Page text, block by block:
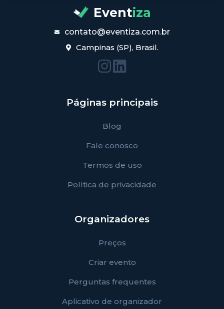
Eventiza
contato@eventiza.com.br
Campinas (SP), Brasil.
Páginas principais
Blog
Fale conosco
Termos de uso
Política de privacidade
Organizadores
Preços
Criar evento
Perguntas frequentes
Aplicativo de organizador